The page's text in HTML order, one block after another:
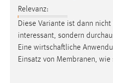
Relevanz:
Diese Variante ist dann
interessant, sondern
Eine wirtschaftliche
Einsatz von Membranen,